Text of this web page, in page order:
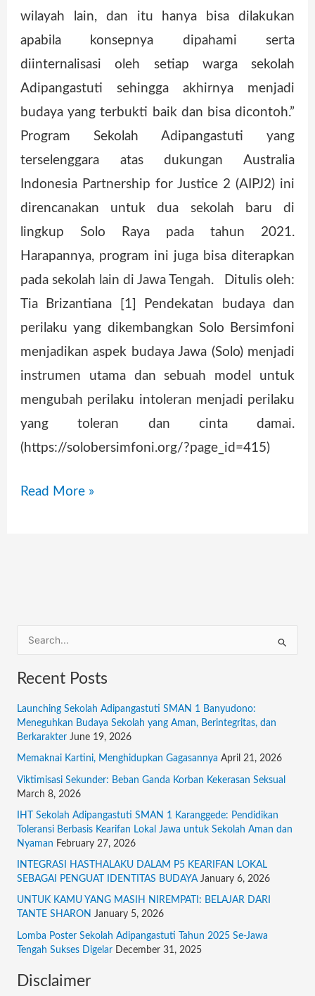
wilayah lain, dan itu hanya bisa dilakukan
apabila konsepnya dipahami serta
diinternalisasi oleh setiap warga sekolah
Adipangastuti sehingga akhirnya menjadi
budaya yang terbukti baik dan bisa dicontoh.”
Program Sekolah Adipangastuti yang
terselenggara atas dukungan Australia
Indonesia Partnership for Justice 2 (AIPJ2) ini
direncanakan untuk dua sekolah baru di
lingkup Solo Raya pada tahun 2021.
Harapannya, program ini juga bisa diterapkan
pada sekolah lain di Jawa Tengah. Ditulis oleh:
Tia Brizantiana [1] Pendekatan budaya dan
perilaku yang dikembangkan Solo Bersimfoni
menjadikan aspek budaya Jawa (Solo) menjadi
instrumen utama dan sebuah model untuk
mengubah perilaku intoleran menjadi perilaku
yang toleran dan cinta damai.
(https://solobersimfoni.org/?page_id=415)
Read More »
a
c
h
f
o
r
Recent Posts
Launching Sekolah Adipangastuti SMAN 1 Banyudono:
Meneguhkan Budaya Sekolah yang Aman, Berintegritas, dan
Berkarakter June 19, 2026
Memaknai Kartini, Menghidupkan Gagasannya April 21, 2026
Viktimisasi Sekunder: Beban Ganda Korban Kekerasan Seksual
March 8, 2026
IHT Sekolah Adipangastuti SMAN 1 Karanggede: Pendidikan
Toleransi Berbasis Kearifan Lokal Jawa untuk Sekolah Aman dan
Nyaman February 27, 2026
INTEGRASI HASTHALAKU DALAM P5 KEARIFAN LOKAL
SEBAGAI PENGUAT IDENTITAS BUDAYA January 6, 2026
UNTUK KAMU YANG MASIH NIREMPATI: BELAJAR DARI
TANTE SHARON January 5, 2026
Lomba Poster Sekolah Adipangastuti Tahun 2025 Se-Jawa
Tengah Sukses Digelar
December 31, 2025
Disclaimer